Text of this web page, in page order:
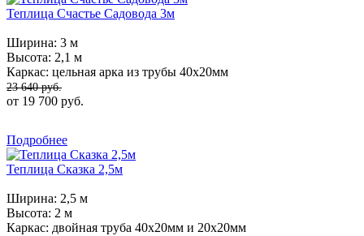
Теплица Счастье Садовода 3м
Ширина: 3 м
Высота: 2,1 м
Каркас: цельная арка из трубы 40х20мм
23 640 руб.
от 19 700 руб.
Подробнее
Теплица Сказка 2,5м
Ширина: 2,5 м
Высота: 2 м
Каркас: двойная труба 40х20мм и 20х20мм